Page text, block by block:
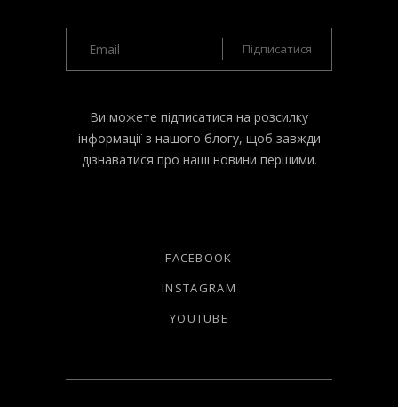
Ви можете підписатися на розсилку
інформації з нашого блогу, щоб завжди
дізнаватися про наші новини першими.
FACEBOOK
INSTAGRAM
YOUTUBE